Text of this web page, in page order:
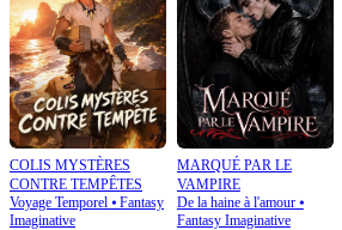
COLIS MYSTÈRES
CONTRE TEMPÊTES
Voyage Temporel ⦁ Fantasy
Imaginative
MARQUÉ PAR LE
VAMPIRE
De la haine à l'amour⦁
Fantasy Imaginative